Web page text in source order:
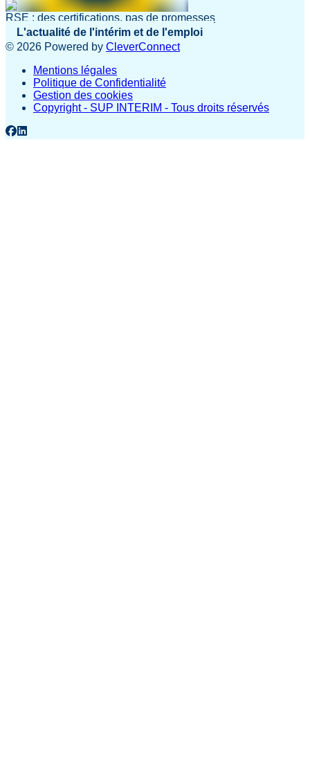
RSE : des certifications, pas de promesses
L'actualité de l'intérim et de l'emploi
© 2026 Powered by CleverConnect
Mentions légales
Politique de Confidentialité
Gestion des cookies
Copyright - SUP INTERIM - Tous droits réservés